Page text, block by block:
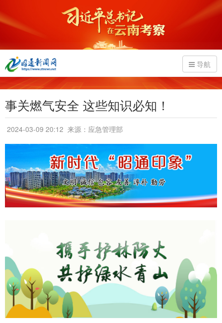
导航
事关燃气安全 这些知识必知！
2024-03-09 20:12 来源：应急管理部